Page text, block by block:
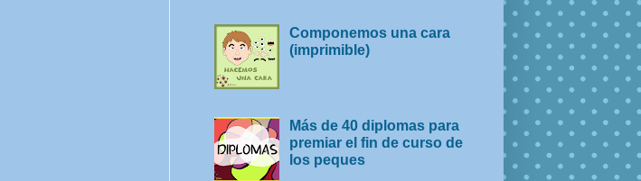
Componemos una cara
(imprimible)
Más de 40 diplomas para
premiar el fin de curso de
los peques